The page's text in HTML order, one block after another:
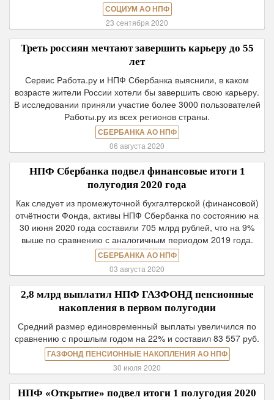
СОЦИУМ АО НПФ
23 сентября 2020
Треть россиян мечтают завершить карьеру до 55
лет
Сервис Работа.ру и НПФ Сбербанка выяснили, в каком
возрасте жители России хотели бы завершить свою карьеру.
В исследовании приняли участие более 3000 пользователей
Работы.ру из всех регионов страны.
СБЕРБАНКА АО НПФ
06 августа 2020
НПФ Сбербанка подвел финансовые итоги 1
полугодия 2020 года
Как следует из промежуточной бухгалтерской (финансовой)
отчётности Фонда, активы НПФ Сбербанка по состоянию на
30 июня 2020 года составили 705 млрд рублей, что на 9%
выше по сравнению с аналогичным периодом 2019 года.
СБЕРБАНКА АО НПФ
03 августа 2020
2,8 млрд выплатил НПФ ГАЗФОНД пенсионные
накопления в первом полугодии
Средний размер единовременный выплаты увеличился по
сравнению с прошлым годом на 22% и составил 83 557 руб.
ГАЗФОНД ПЕНСИОННЫЕ НАКОПЛЕНИЯ АО НПФ
30 июля 2020
НПФ «Открытие» подвел итоги 1 полугодия 2020